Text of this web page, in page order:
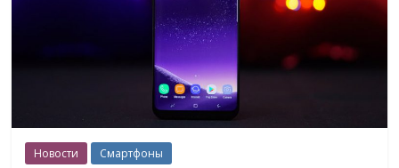
Новости Смартфоны